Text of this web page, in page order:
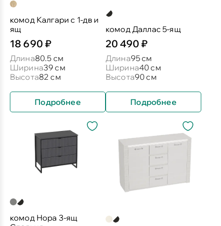
комод Калгари с 1-дв и
ящ
18 690 ₽
Длина80.5 см
Ширина39 см
Высота82 см
Подробнее
комод Даллас 5-ящ
20 490 ₽
Длина95 см
Ширина40 см
Высота90 см
Подробнее
комод Нора 3-ящ